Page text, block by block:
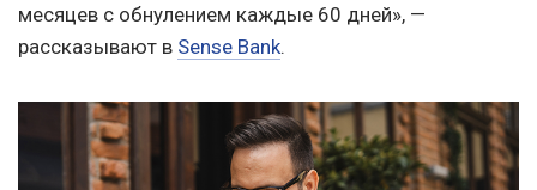
месяцев с обнулением каждые 60 дней», —
рассказывают в Sense Bank.